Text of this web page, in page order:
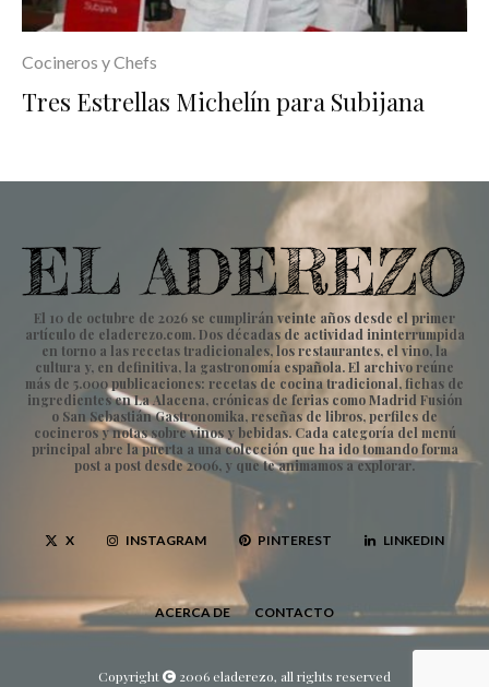
Cocineros y Chefs
Tres Estrellas Michelín para Subijana
El 10 de octubre de 2026 se cumplirán veinte años desde el primer
artículo de eladerezo.com. Dos décadas de actividad ininterrumpida
en torno a las recetas tradicionales, los restaurantes, el vino, la
cultura y, en definitiva, la gastronomía española. El archivo reúne
más de 5.000 publicaciones: recetas de cocina tradicional, fichas de
ingredientes en La Alacena, crónicas de ferias como Madrid Fusión
o San Sebastián Gastronomika, reseñas de libros, perfiles de
cocineros y notas sobre vinos y bebidas. Cada categoría del menú
principal abre la puerta a una colección que ha ido tomando forma
post a post desde 2006, y que te animamos a explorar.
X INSTAGRAM PINTEREST LINKEDIN
ACERCA DE CONTACTO
Copyright 2006 eladerezo, all rights reserved